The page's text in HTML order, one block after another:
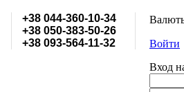
+38 044-360-10-34
+38 050-383-50-26
+38 093-564-11-32
Войти
Вход